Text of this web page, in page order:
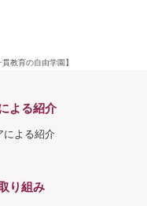
教育の自由学園】
よる紹介
による紹介
り組み